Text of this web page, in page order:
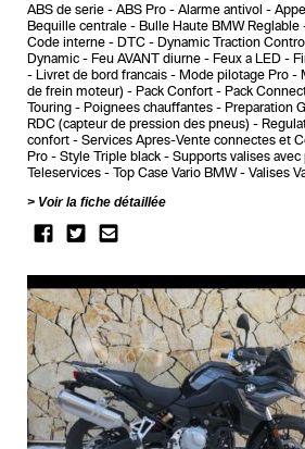
ABS de serie ABS Pro Alarme antivol
Bequille centrale
Bulle Haute BMW Reglable
Code interne
DTC - Dynamic Traction
Dynamic
Feu AVANT diurne Feux a LED
Livret de bord francais
Mode pilotage Pro
de frein moteur)
Pack Confort Pack
Touring
Poignees chauffantes Preparation
RDC (capteur de pression des pneus)
confort
Services Apres-Vente connectes et
Pro
Style Triple black
Supports valises avec
Teleservices
Top Case Vario BMW Valises
Voir la fiche détaillée